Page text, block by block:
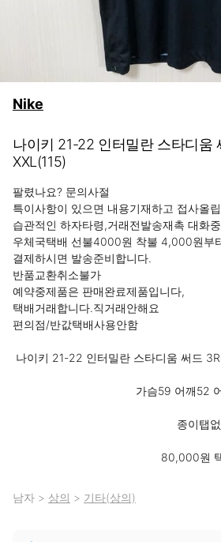
Nike
나이키 21-22 인터밀란 스타디움
XXL(115)
팔렸나요? 문의사절
특이사항이 있으면 내용기재하고 접사올
습관적인 하자타령,거래전발송재촉 대화
우체국택배 선불4000원 착불 4,000원부
결제하시면 발송준비합니다.
반품교환취소불가
예약중제품은 판매완료제품입니다,
택배거래합니다.직거래안해요
편의점/반값택배사용안함
남자 > 상의 > 기타(상의)